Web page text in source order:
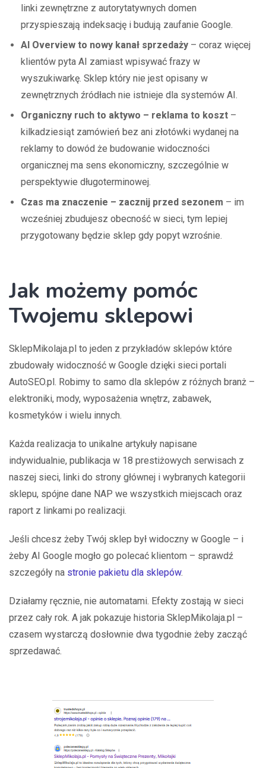
linki zewnętrzne z autorytatywnych domen
przyspieszają indeksację i budują zaufanie Google.
AI Overview to nowy kanał sprzedaży – coraz więcej
klientów pyta AI zamiast wpisywać frazy w
wyszukiwarkę. Sklep który nie jest opisany w
zewnętrznych źródłach nie istnieje dla systemów AI.
Organiczny ruch to aktywo – reklama to koszt –
kilkadziesiąt zamówień bez ani złotówki wydanej na
reklamy to dowód że budowanie widoczności
organicznej ma sens ekonomiczny, szczególnie w
perspektywie długoterminowej.
Czas ma znaczenie – zacznij przed sezonem – im
wcześniej zbudujesz obecność w sieci, tym lepiej
przygotowany będzie sklep gdy popyt wzrośnie.
Jak możemy pomóc
Twojemu sklepowi
SklepMikolaja.pl to jeden z przykładów sklepów które
zbudowały widoczność w Google dzięki sieci portali
AutoSEO.pl. Robimy to samo dla sklepów z różnych branż –
elektroniki, mody, wyposażenia wnętrz, zabawek,
kosmetyków i wielu innych.
Każda realizacja to unikalne artykuły napisane
indywidualnie, publikacja w 18 prestiżowych serwisach z
naszej sieci, linki do strony głównej i wybranych kategorii
sklepu, spójne dane NAP we wszystkich miejscach oraz
raport z linkami po realizacji.
Jeśli chcesz żeby Twój sklep był widoczny w Google – i
żeby AI Google mogło go polecać klientom – sprawdź
szczegóły na stronie pakietu dla sklepów.
Działamy ręcznie, nie automatami. Efekty zostają w sieci
przez cały rok. A jak pokazuje historia SklepMikolaja.pl –
czasem wystarczą dosłownie dwa tygodnie żeby zacząć
sprzedawać.